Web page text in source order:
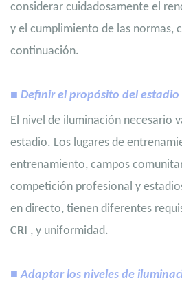
considerar cuidadosamente el
y el cumplimiento de las normas,
continuación.
■ Definir el propósito del estadio
El nivel de iluminación necesario
estadio. Los lugares de
entrenamiento, campos
competición profesional y
en directo, tienen diferentes
CRI , y uniformidad.
■ Adaptar los niveles de